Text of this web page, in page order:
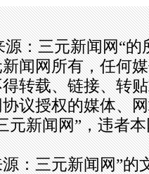
源：三元新闻网“
闻网所有，任何
转载、链接、转
议授权的媒体、
元新闻网”，违者
：三元新闻网”的